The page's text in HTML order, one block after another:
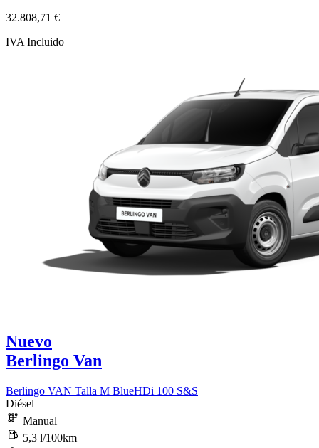
32.808,71 €
IVA Incluido
Nuevo
Berlingo Van
Berlingo VAN Talla M BlueHDi 100 S&S
Diésel
Manual
5,3 l/100km